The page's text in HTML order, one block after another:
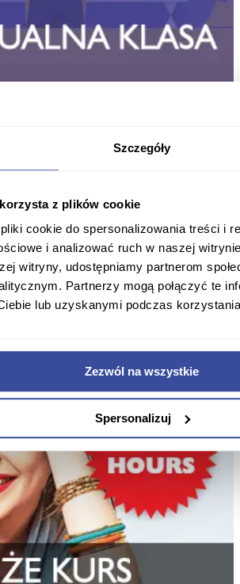
Szczegóły
z plików cookie
cookie do spersonalizowania treści i
i analizować ruch w naszej
witryny, udostępniamy partnerom
Partnerzy mogą połączyć te
lub uzyskanymi podczas
Zezwól na wszystkie
Spersonalizuj